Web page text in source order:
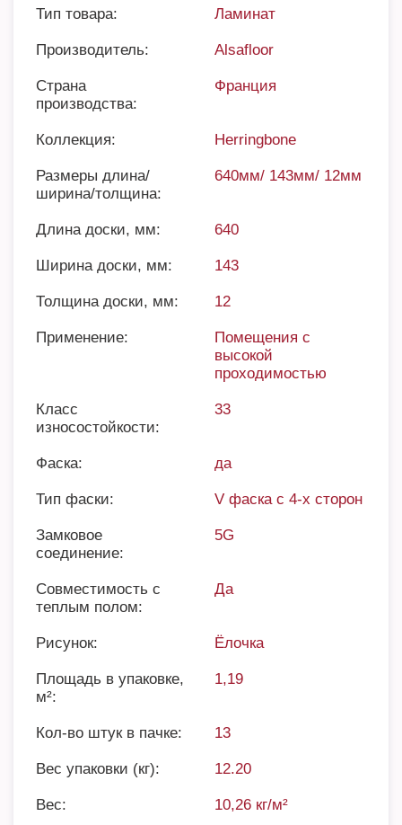
Тип товара: Ламинат
Производитель: Alsafloor
Страна
производства:
Франция
Коллекция: Herringbone
Размеры длина/
ширина/толщина:
640мм/ 143мм/ 12мм
Длина доски, мм: 640
Ширина доски, мм: 143
Толщина доски, мм: 12
Применение:
Помещения с
высокой
проходимостью
Класс
износостойкости:
33
Фаска: да
Тип фаски: V фаска с 4-х сторон
Замковое
соединение:
5G
Совместимость с
теплым полом:
Да
Рисунок: Ёлочка
Площадь в упаковке,
м²:
1,19
Кол-во штук в пачке: 13
Вес упаковки (кг): 12.20
Вес: 10,26 кг/м²